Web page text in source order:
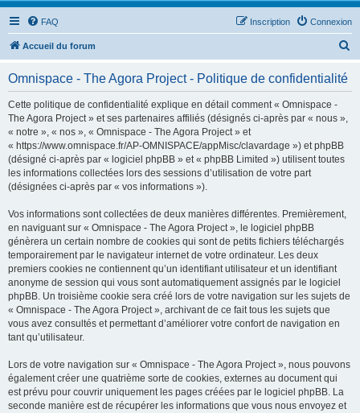
FAQ Connexion
Inscription
Accueil du forum
Omnispace - The Agora Project - Politique de confidentialité
Cette politique de confidentialité explique en détail comment « Omnispace -
The Agora Project » et ses partenaires affiliés (désignés ci-après par « nous »,
« notre », « nos », « Omnispace - The Agora Project » et
« https://www.omnispace.fr/AP-OMNISPACE/appMisc/clavardage ») et phpBB
(désigné ci-après par « logiciel phpBB » et « phpBB Limited ») utilisent toutes
les informations collectées lors des sessions d’utilisation de votre part
(désignées ci-après par « vos informations »).
Vos informations sont collectées de deux manières différentes. Premièrement,
en naviguant sur « Omnispace - The Agora Project », le logiciel phpBB
génèrera un certain nombre de cookies qui sont de petits fichiers téléchargés
temporairement par le navigateur internet de votre ordinateur. Les deux
premiers cookies ne contiennent qu’un identifiant utilisateur et un identifiant
anonyme de session qui vous sont automatiquement assignés par le logiciel
phpBB. Un troisième cookie sera créé lors de votre navigation sur les sujets de
« Omnispace - The Agora Project », archivant de ce fait tous les sujets que
vous avez consultés et permettant d’améliorer votre confort de navigation en
tant qu’utilisateur.
Lors de votre navigation sur « Omnispace - The Agora Project », nous pouvons
également créer une quatrième sorte de cookies, externes au document qui
est prévu pour couvrir uniquement les pages créées par le logiciel phpBB. La
seconde manière est de récupérer les informations que vous nous envoyez et